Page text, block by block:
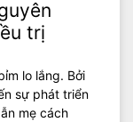
trị
lo lắng. Bởi
sự phát triển
mẹ cách